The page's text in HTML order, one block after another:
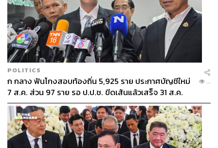
POLITICS
ก กลาง ฟันโกงสอบท้องถิ่น 5,925 ราย ประกาศบัญชีใหม่
7 ส.ค. ส่วน 97 ราย รอ ป.ป.ช. ขีดเส้นแล้วเสร็จ 31 ส.ค.
...